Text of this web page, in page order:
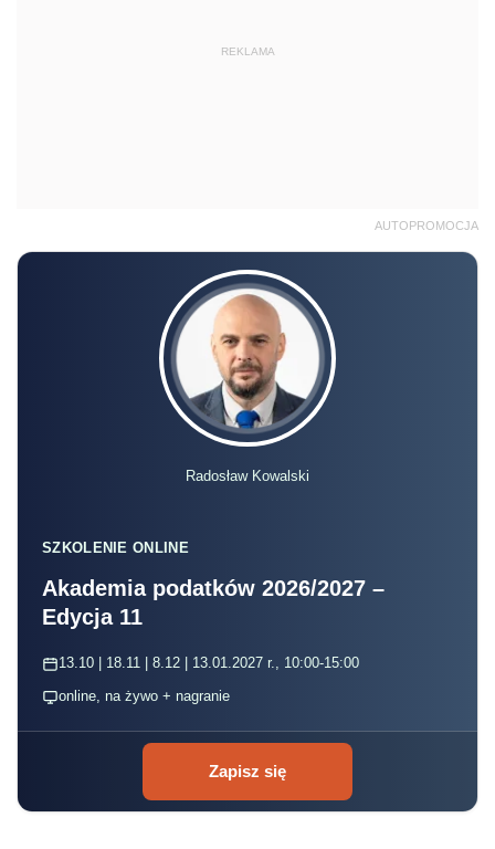
REKLAMA
AUTOPROMOCJA
Radosław Kowalski
SZKOLENIE ONLINE
Akademia podatków 2026/2027 –
Edycja 11
13.10 | 18.11 | 8.12 | 13.01.2027 r., 10:00-15:00
online, na żywo + nagranie
Zapisz się